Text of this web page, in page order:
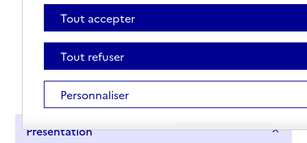
Tout déplier
Présentation
Tout accepter
Tout refuser
Personnaliser